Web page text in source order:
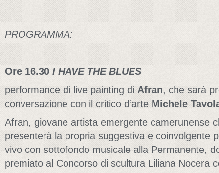
PROGRAMMA:
Ore 16.30 I HAVE THE BLUES
performance di live painting di Afran, che sarà
conversazione con il critico d’arte Michele
Afran, giovane artista emergente camerunense
presenterà la propria suggestiva e coinvolgente
vivo con sottofondo musicale alla Permanente,
premiato al Concorso di scultura Liliana Nocera